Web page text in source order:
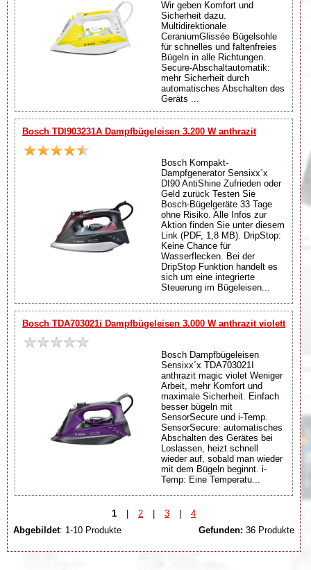
Wir geben Komfort und
Sicherheit dazu.
Multidirektionale
CeraniumGlissée Bügelsohle
für schnelles und faltenfreies
Bügeln in alle Richtungen.
Secure-Abschaltautomatik:
mehr Sicherheit durch
automatisches Abschalten des
Geräts ...
Bosch TDI903231A Dampfbügeleisen 3.200 W anthrazit
Bosch Kompakt-
Dampfgenerator Sensixx´x
DI90 AntiShine Zufrieden oder
Geld zurück Testen Sie
Bosch-Bügelgeräte 33 Tage
ohne Risiko. Alle Infos zur
Aktion finden Sie unter diesem
Link (PDF, 1,8 MB). DripStop:
Keine Chance für
Wasserflecken. Bei der
DripStop Funktion handelt es
sich um eine integrierte
Steuerung im Bügeleisen...
Bosch TDA703021i Dampfbügeleisen 3.000 W anthrazit violett
Bosch Dampfbügeleisen
Sensixx´x TDA703021I
anthrazit magic violet Weniger
Arbeit, mehr Komfort und
maximale Sicherheit. Einfach
besser bügeln mit
SensorSecure und i-Temp.
SensorSecure: automatisches
Abschalten des Gerätes bei
Loslassen, heizt schnell
wieder auf, sobald man wieder
mit dem Bügeln beginnt. i-
Temp: Eine Temperatu...
1 | 2 | 3 |
4
Abgebildet: 1-10 Produkte Gefunden: 36 Produkte